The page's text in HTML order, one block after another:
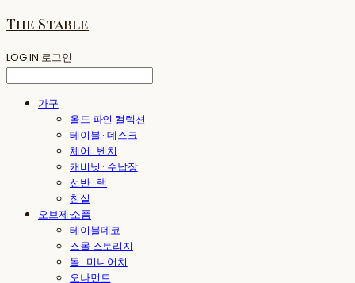
The Stable
LOG IN 로그인
가구
올드 파인 컬렉션
테이블 · 데스크
체어 · 벤치
캐비닛 · 수납장
선반 · 랙
침실
오브제·소품
테이블데코
스몰 스토리지
돌 · 미니어처
오나먼트